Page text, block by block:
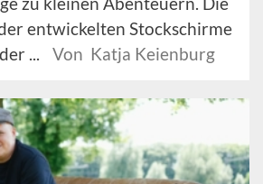
entwickelten Stockschirme
...
Von Katja Keienburg